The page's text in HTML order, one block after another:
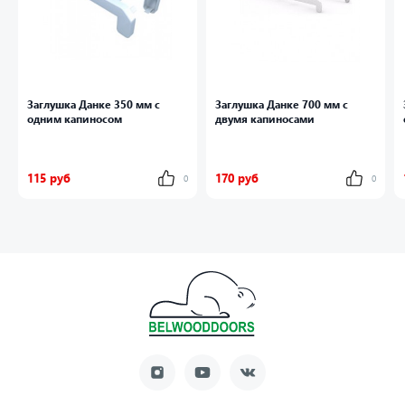
Заглушка Данке 350 мм с
одним капиносом
115 руб 0
Заглушка Данке 700 мм с
двумя капиносами
170 руб 0